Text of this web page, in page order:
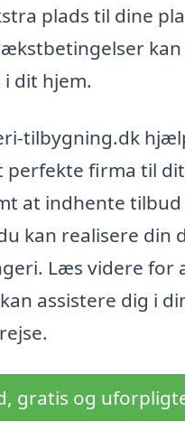
plads til dine
dit hjem.
tilbygning.dk
perfekte firma til
at indhente
kan realisere din
Læs videre for
assistere dig i
gratis og